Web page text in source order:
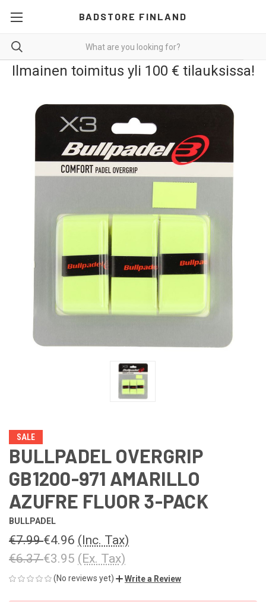
BADSTORE FINLAND
Ilmainen toimitus yli 100 € tilauksissa!
SALE
BULLPADEL OVERGRIP
GB1200-971 AMARILLO
AZUFRE FLUOR 3-PACK
BULLPADEL
€7.99€4.96 (Inc. Tax)
€6.37€3.95 (Ex. Tax)
(No reviews yet) Write a Review